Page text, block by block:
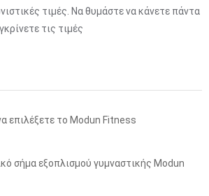
τιμές. Να θυμάστε να κάνετε πάντα
τις τιμές
επιλέξετε το Modun Fitness
σήμα εξοπλισμού γυμναστικής Modun